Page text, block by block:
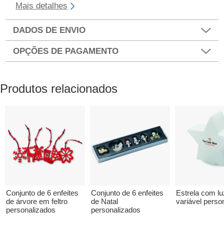
Mais detalhes
DADOS DE ENVIO
OPÇÕES DE PAGAMENTO
Produtos relacionados
Conjunto de 6 enfeites
de árvore em feltro
personalizados
Conjunto de 6 enfeites
de Natal
personalizados
Estrela com
variável